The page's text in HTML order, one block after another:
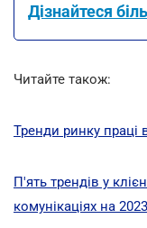
Дізнайтеся
Читайте також:
Тренди ринку праці
П'ять трендів у
комунікаціях на